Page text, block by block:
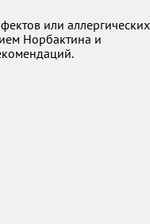
или аллергических
Норбактина и